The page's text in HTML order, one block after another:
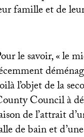
famille et de
le savoir, «le
l’objet de la
Council à
de l’attrait
de bain et